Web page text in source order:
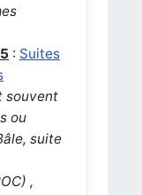
: Suites
souvent
ou
suite
,